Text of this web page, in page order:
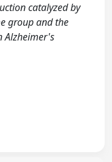
catalyzed by
group and the
Alzheimer's